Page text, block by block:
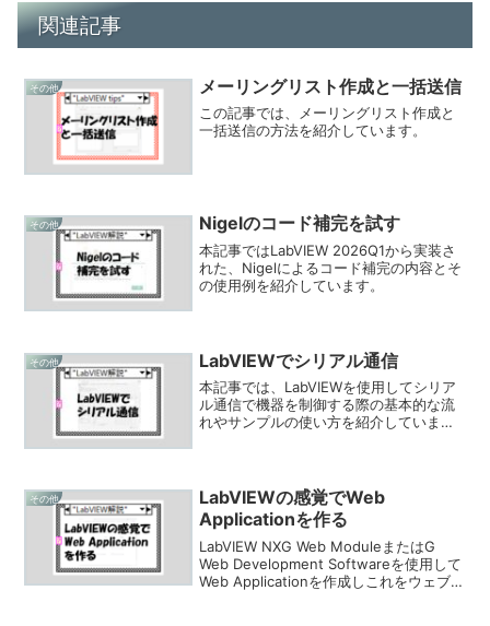
関連記事
その他 メーリングリスト作成と一括送信
この記事では、メーリングリスト作成と
一括送信の方法を紹介しています。
その他 Nigelのコード補完を試す
本記事ではLabVIEW 2026Q1から実装さ
れた、Nigelによるコード補完の内容とそ
の使用例を紹介しています。
その他 LabVIEWでシリアル通信
本記事では、LabVIEWを使用してシリア
ル通信で機器を制御する際の基本的な流
れやサンプルの使い方を紹介していま
その他
LabVIEWの感覚でWeb
Applicationを作る
LabVIEW NXG Web ModuleまたはG
Web Development Softwareを使用して
Web Applicationを作成しこれをウェブブ